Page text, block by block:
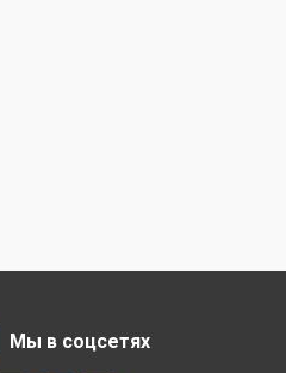
Мы в соцсетях